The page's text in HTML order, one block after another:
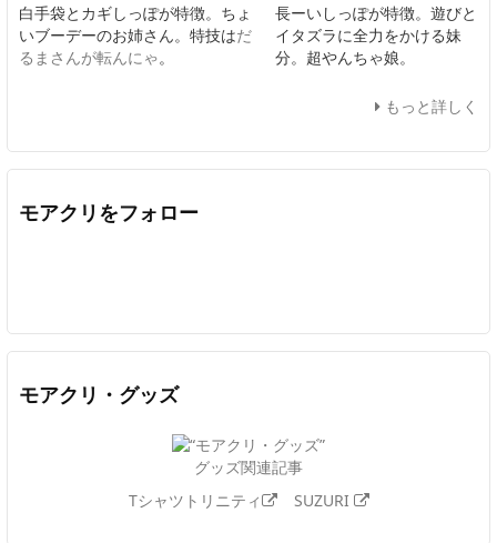
白手袋とカギしっぽが特徴。ちょ
いブーデーのお姉さん。特技はだ
るまさんが転んにゃ。
長ーいしっぽが特徴。遊びと
イタズラに全力をかける妹
分。超やんちゃ娘。
もっと詳しく
モアクリをフォロー
モアクリ・グッズ
グッズ関連記事
Tシャツトリニティ
SUZURI